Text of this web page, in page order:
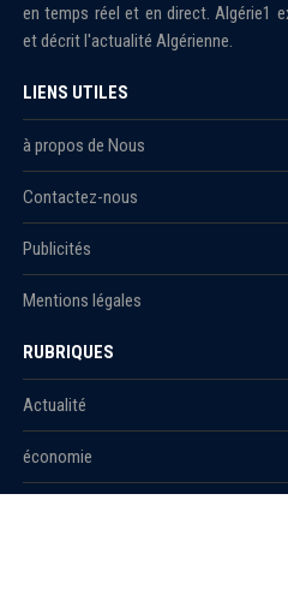
en temps réel et en direct. Algérie1
et décrit l'actualité Algérienne.
LIENS UTILES
à propos de Nous
Contactez-nous
Publicités
Mentions légales
RUBRIQUES
Actualité
économie